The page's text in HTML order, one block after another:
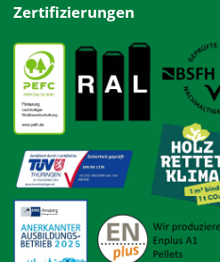
Zertifizierungen